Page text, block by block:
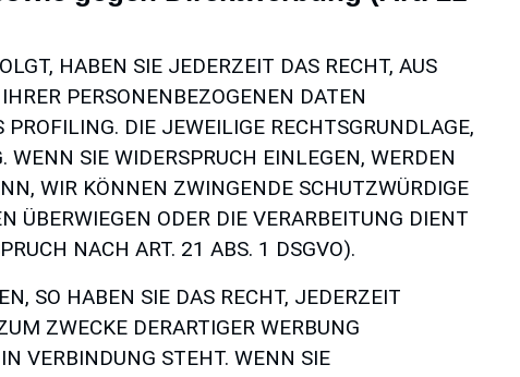
HABEN SIE JEDERZEIT DAS RECHT, AUS
PERSONENBEZOGENEN DATEN
DIE JEWEILIGE RECHTSGRUNDLAGE,
SIE WIDERSPRUCH EINLEGEN, WERDEN
WIR KÖNNEN ZWINGENDE SCHUTZWÜRDIGE
ÜBERWIEGEN ODER DIE VERARBEITUNG DIENT
NACH ART. 21 ABS. 1 DSGVO).
SO HABEN SIE DAS RECHT, JEDERZEIT
ZWECKE DERARTIGER WERBUNG
VERBINDUNG STEHT. WENN SIE